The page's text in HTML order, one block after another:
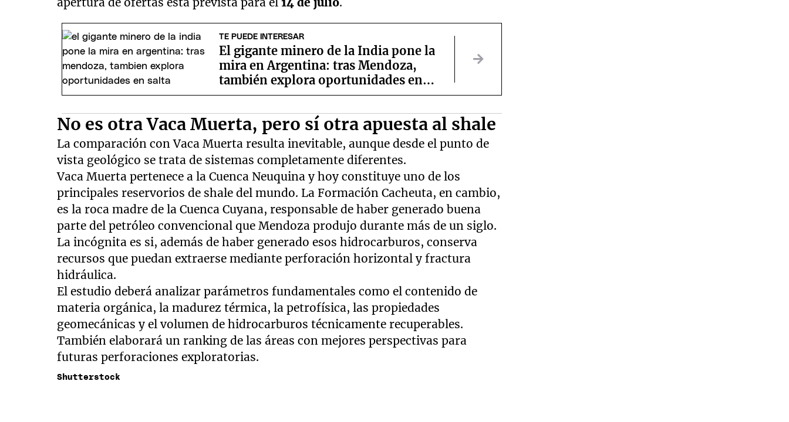
TE PUEDE INTERESAR
El gigante minero de la India pone la
mira en Argentina: tras Mendoza,
también explora oportunidades en
Salta
No es otra Vaca Muerta, pero sí otra apuesta al shale
La comparación con Vaca Muerta resulta inevitable, aunque desde el punto de
vista geológico se trata de sistemas completamente diferentes.
Vaca Muerta pertenece a la Cuenca Neuquina y hoy constituye uno de los
principales reservorios de shale del mundo. La Formación Cacheuta, en cambio,
es la roca madre de la Cuenca Cuyana, responsable de haber generado buena
parte del petróleo convencional que Mendoza produjo durante más de un siglo.
La incógnita es si, además de haber generado esos hidrocarburos, conserva
recursos que puedan extraerse mediante perforación horizontal y fractura
hidráulica.
El estudio deberá analizar parámetros fundamentales como el contenido de
materia orgánica, la madurez térmica, la petrofísica, las propiedades
geomecánicas y el volumen de hidrocarburos técnicamente recuperables.
También elaborará un ranking de las áreas con mejores perspectivas para
futuras perforaciones exploratorias.
Shutterstock